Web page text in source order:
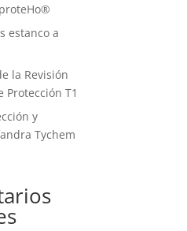
estanco a
la Revisión
Protección T1
y
Tychem